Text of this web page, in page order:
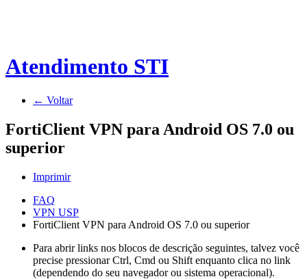
Atendimento STI
← Voltar
FortiClient VPN para Android OS 7.0 ou
superior
Imprimir
FAQ
VPN USP
FortiClient VPN para Android OS 7.0 ou superior
Para abrir links nos blocos de descrição seguintes, talvez você
precise pressionar Ctrl, Cmd ou Shift enquanto clica no link
(dependendo do seu navegador ou sistema operacional).